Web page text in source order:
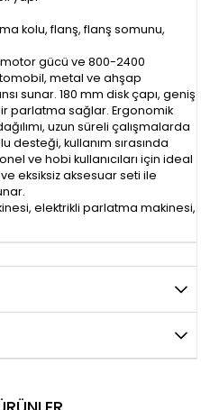
kolu, flanş, flanş somunu,
motor gücü ve 800-2400
metal ve ahşap
sunar. 180 mm disk çapı, geniş
parlatma sağlar. Ergonomik
uzun süreli çalışmalarda
desteği, kullanım sırasında
ve hobi kullanıcıları için ideal
eksiksiz aksesuar seti ile
elektrikli parlatma makinesi,